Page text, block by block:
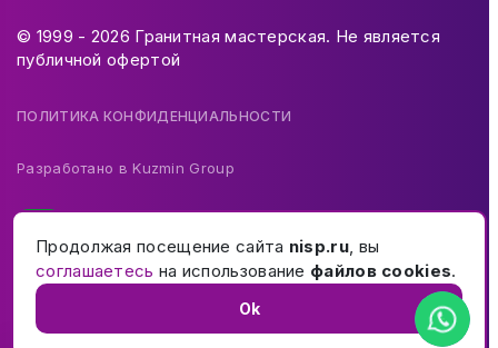
© 1999 - 2026 Гранитная мастерская. Не является
публичной офертой
ПОЛИТИКА КОНФИДЕНЦИАЛЬНОСТИ
Разработано вKuzmin Group
Продолжая посещение сайта nisp.ru, вы
соглашаетесь на использование файлов cookies.
Ok